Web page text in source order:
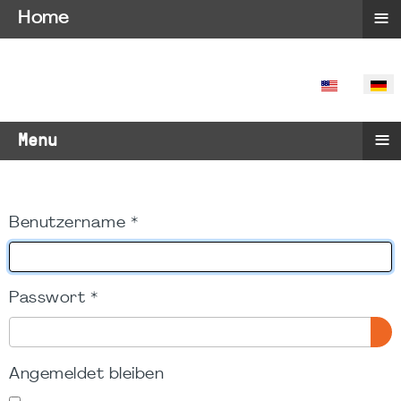
SPRACHE
Menu ≡
Benutzername *
Passwort *
Angemeldet bleiben
Home ≡